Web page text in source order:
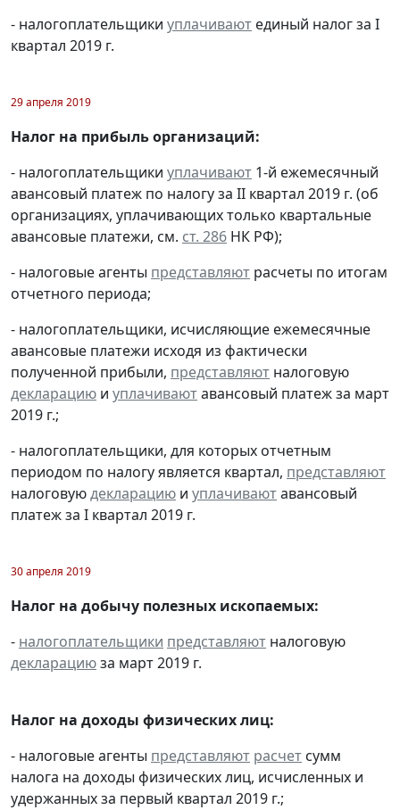
- налогоплательщики уплачивают единый налог за I
квартал 2019 г.
29 апреля 2019
Налог на прибыль организаций:
- налогоплательщики уплачивают 1-й ежемесячный
авансовый платеж по налогу за II квартал 2019 г. (об
организациях, уплачивающих только квартальные
авансовые платежи, см. ст. 286 НК РФ);
- налоговые агенты представляют расчеты по итогам
отчетного периода;
- налогоплательщики, исчисляющие ежемесячные
авансовые платежи исходя из фактически
полученной прибыли, представляют налоговую
декларацию и уплачиваютавансовый платеж за март
2019 г.;
- налогоплательщики, для которых отчетным
периодом по налогу является квартал, представляют
налоговуюдекларацию и уплачиваютавансовый
платеж за I квартал 2019 г.
30 апреля 2019
Налог на добычу полезных ископаемых:
- налогоплательщики представляют налоговую
декларациюза март 2019 г.
Налог на доходы физических лиц:
- налоговые агенты представляют расчет сумм
налога на доходы физических лиц, исчисленных и
удержанных за первый квартал 2019 г.;